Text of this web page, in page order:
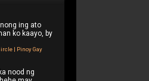
ing ato
ko kaayo, by
| Pinoy Gay
nood ng